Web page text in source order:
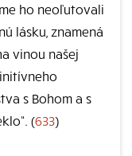
ho neoľutovali
lásku, znamená
vinou našej
s Bohom a s
(633)